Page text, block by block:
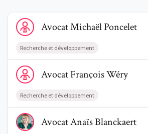
Voir le profil de AvocatMichaël Poncelet
AvocatMichaëlPoncelet
Recherche et développement
Voir le profil de AvocatFrançois Wéry
AvocatFrançoisWéry
Recherche et développement
Voir le profil de AvocatAnaïs Blanckaert
AvocatAnaïsBlanckaert